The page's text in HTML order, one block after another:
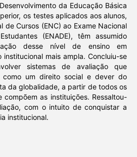
da Educação Básica
os testes aplicados aos alunos,
de Cursos (ENC) ao Exame Nacional
(ENADE), têm assumido
desse nível de ensino em
mais ampla. Concluiu-se
sistemas de avaliação que
como um direito social e dever do
da globalidade, a partir de todos os
compõem as instituições. Ressaltou-
com o intuito de conquistar a
institucional.